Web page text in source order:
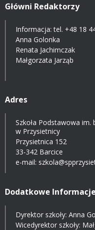
Główni Redaktorzy
Informacja: tel. +48 18
Anna Golonka
Renata Jachimczak
Małgorzata Jarząb
Adres
Szkoła Podstawowa im.
w Przysietnicy
Przysietnica 152
33-342 Barcice
e-mail:
Dodatkowe Informacje
Dyrektor szkoły: Anna
Wicedyrektor szkoły: